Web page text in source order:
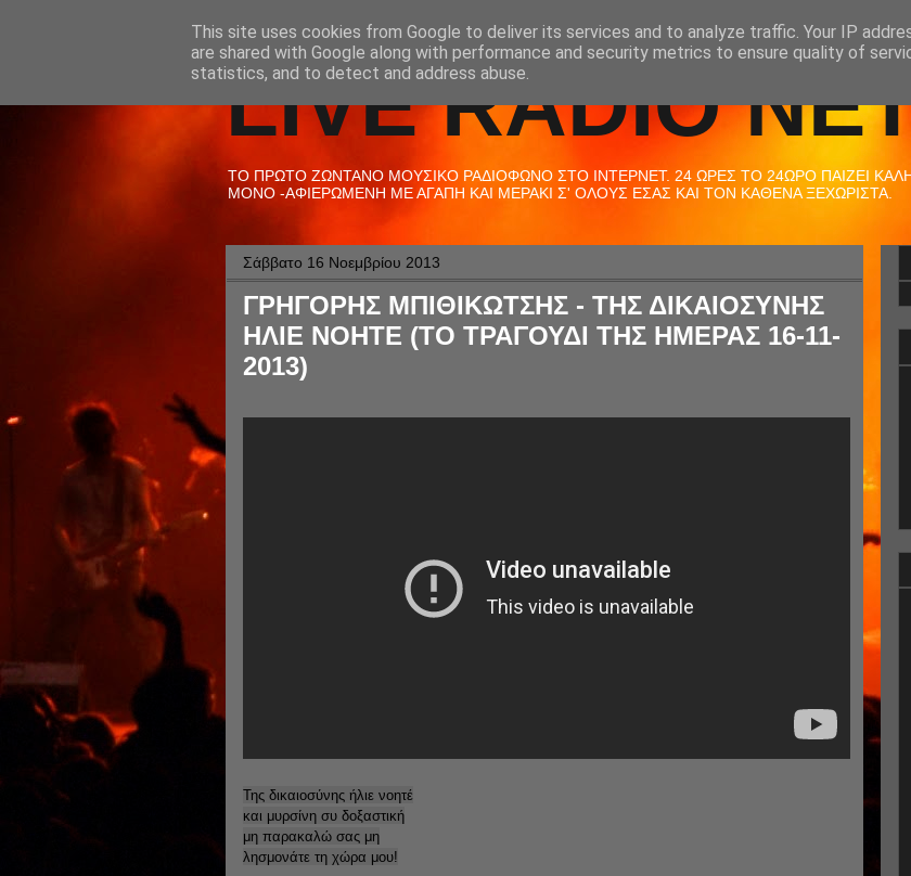
LIVE RADIO
ΤΟ ΠΡΩΤΟ ΖΩΝΤΑΝΟ ΜΟΥΣΙΚΟ ΡΑΔΙΟΦΩΝΟ ΣΤΟ ΙΝΤΕΡΝΕΤ. 24 ΩΡΕΣ ΤΟ 24ΩΡΟ ΠΑΙΖΕΙ
ΜΟΝΟ -ΑΦΙΕΡΩΜΕΝΗ ΜΕ ΑΓΑΠΗ ΚΑΙ ΜΕΡΑΚΙ Σ' ΟΛΟΥΣ ΕΣΑΣ ΚΑΙ ΤΟΝ ΚΑΘΕΝΑ ΞΕΧΩΡΙΣΤΑ.
Σάββατο 16 Νοεμβρίου 2013
ΓΡΗΓΟΡΗΣ ΜΠΙΘΙΚΩΤΣΗΣ - ΤΗΣ ΔΙΚΑΙΟΣΥΝΗΣ
ΗΛΙΕ ΝΟΗΤΕ (ΤΟ ΤΡΑΓΟΥΔΙ ΤΗΣ ΗΜΕΡΑΣ 16-11-
2013)
Της δικαιοσύνης ήλιε νοητέ
και μυρσίνη συ δοξαστική
μη παρακαλώ σας μη
λησμονάτε τη χώρα μου!
This site uses cookies from Google to deliver its services and to analyze traffic. Your IP
are shared with Google along with performance and security metrics to ensure quality of
statistics, and to detect and address abuse.